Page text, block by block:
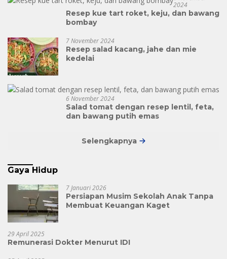
2024
Resep kue tart roket, keju, dan bawang
bombay
7 November 2024
Resep salad kacang, jahe dan mie
kedelai
6 November 2024
Salad tomat dengan resep lentil, feta,
dan bawang putih emas
Selengkapnya
Gaya Hidup
7 Januari 2026
Persiapan Musim Sekolah Anak Tanpa
Membuat Keuangan Kaget
29 April 2025
Remunerasi Dokter Menurut IDI